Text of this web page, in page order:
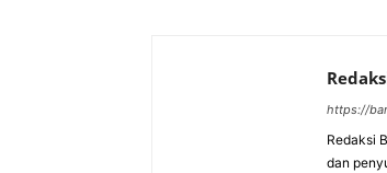
https://
Redaksi
dan